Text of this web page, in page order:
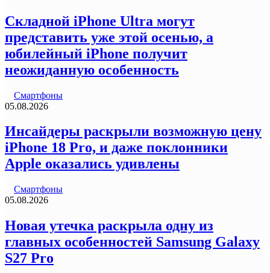
Складной iPhone Ultra могут
представить уже этой осенью, а
юбилейный iPhone получит
неожиданную особенность
Смартфоны
05.08.2026
Инсайдеры раскрыли возможную цену
iPhone 18 Pro, и даже поклонники
Apple оказались удивлены
Смартфоны
05.08.2026
Новая утечка раскрыла одну из
главных особенностей Samsung Galaxy
S27 Pro